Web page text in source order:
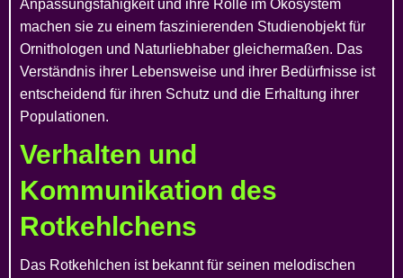
Anpassungsfähigkeit und ihre Rolle im Ökosystem
machen sie zu einem faszinierenden Studienobjekt für
Ornithologen und Naturliebhaber gleichermaßen. Das
Verständnis ihrer Lebensweise und ihrer Bedürfnisse ist
entscheidend für ihren Schutz und die Erhaltung ihrer
Populationen.
Verhalten und
Kommunikation des
Rotkehlchens
Das Rotkehlchen ist bekannt für seinen melodischen